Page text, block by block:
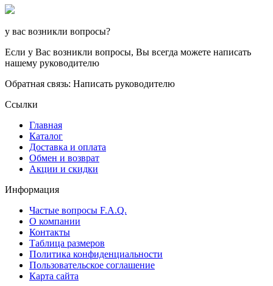
у вас возникли вопросы?
Если у Вас возникли вопросы, Вы всегда можете написать
нашему руководителю
Обратная связь: Написать руководителю
Ссылки
Главная
Каталог
Доставка и оплата
Обмен и возврат
Акции и скидки
Информация
Частые вопросы F.A.Q.
О компании
Контакты
Таблица размеров
Политика конфиденциальности
Пользовательское соглашение
Карта сайта